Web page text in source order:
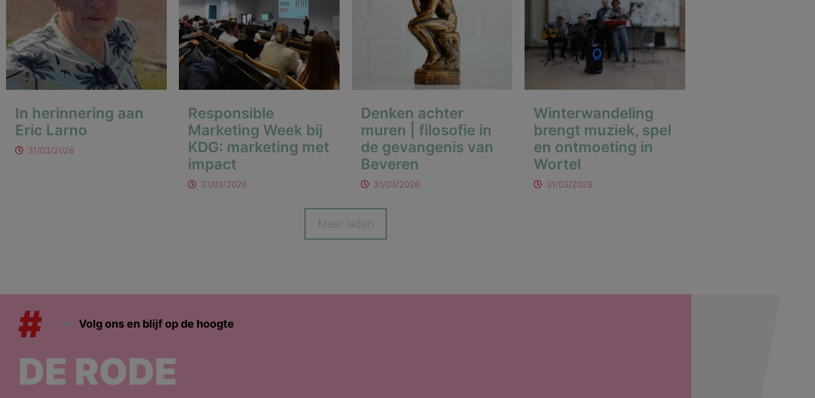
In herinnering aan
Eric Larno
31/03/2026
Responsible
Marketing Week bij
KDG: marketing met
impact
31/03/2026
Denken achter
muren | filosofie in
de gevangenis van
Beveren
31/03/2026
Winterwandeling
brengt muziek, spel
en ontmoeting in
Wortel
31/03/2026
Meer laden
# Volg ons en blijf op de hoogte
DE RODE